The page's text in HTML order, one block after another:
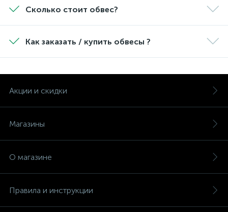
Сколько стоит обвес?
Как заказать / купить обвесы ?
Акции и скидки
Магазины
О магазине
Правила и инструкции